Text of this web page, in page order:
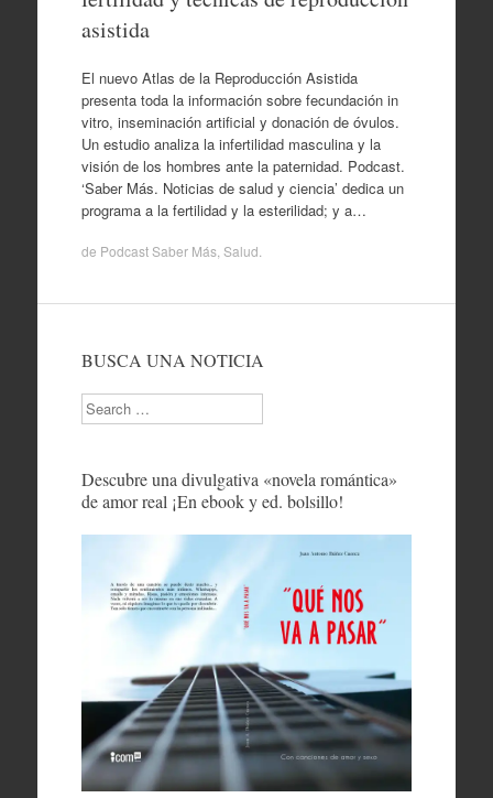
asistida
El nuevo Atlas de la Reproducción Asistida
presenta toda la información sobre fecundación in
vitro, inseminación artificial y donación de óvulos.
Un estudio analiza la infertilidad masculina y la
visión de los hombres ante la paternidad. Podcast.
‘Saber Más. Noticias de salud y ciencia’ dedica un
programa a la fertilidad y la esterilidad; y a…
de Podcast Saber Más, Salud
BUSCA UNA NOTICIA
Search
Descubre una divulgativa «novela romántica»
de amor real ¡En ebook y ed. bolsillo!